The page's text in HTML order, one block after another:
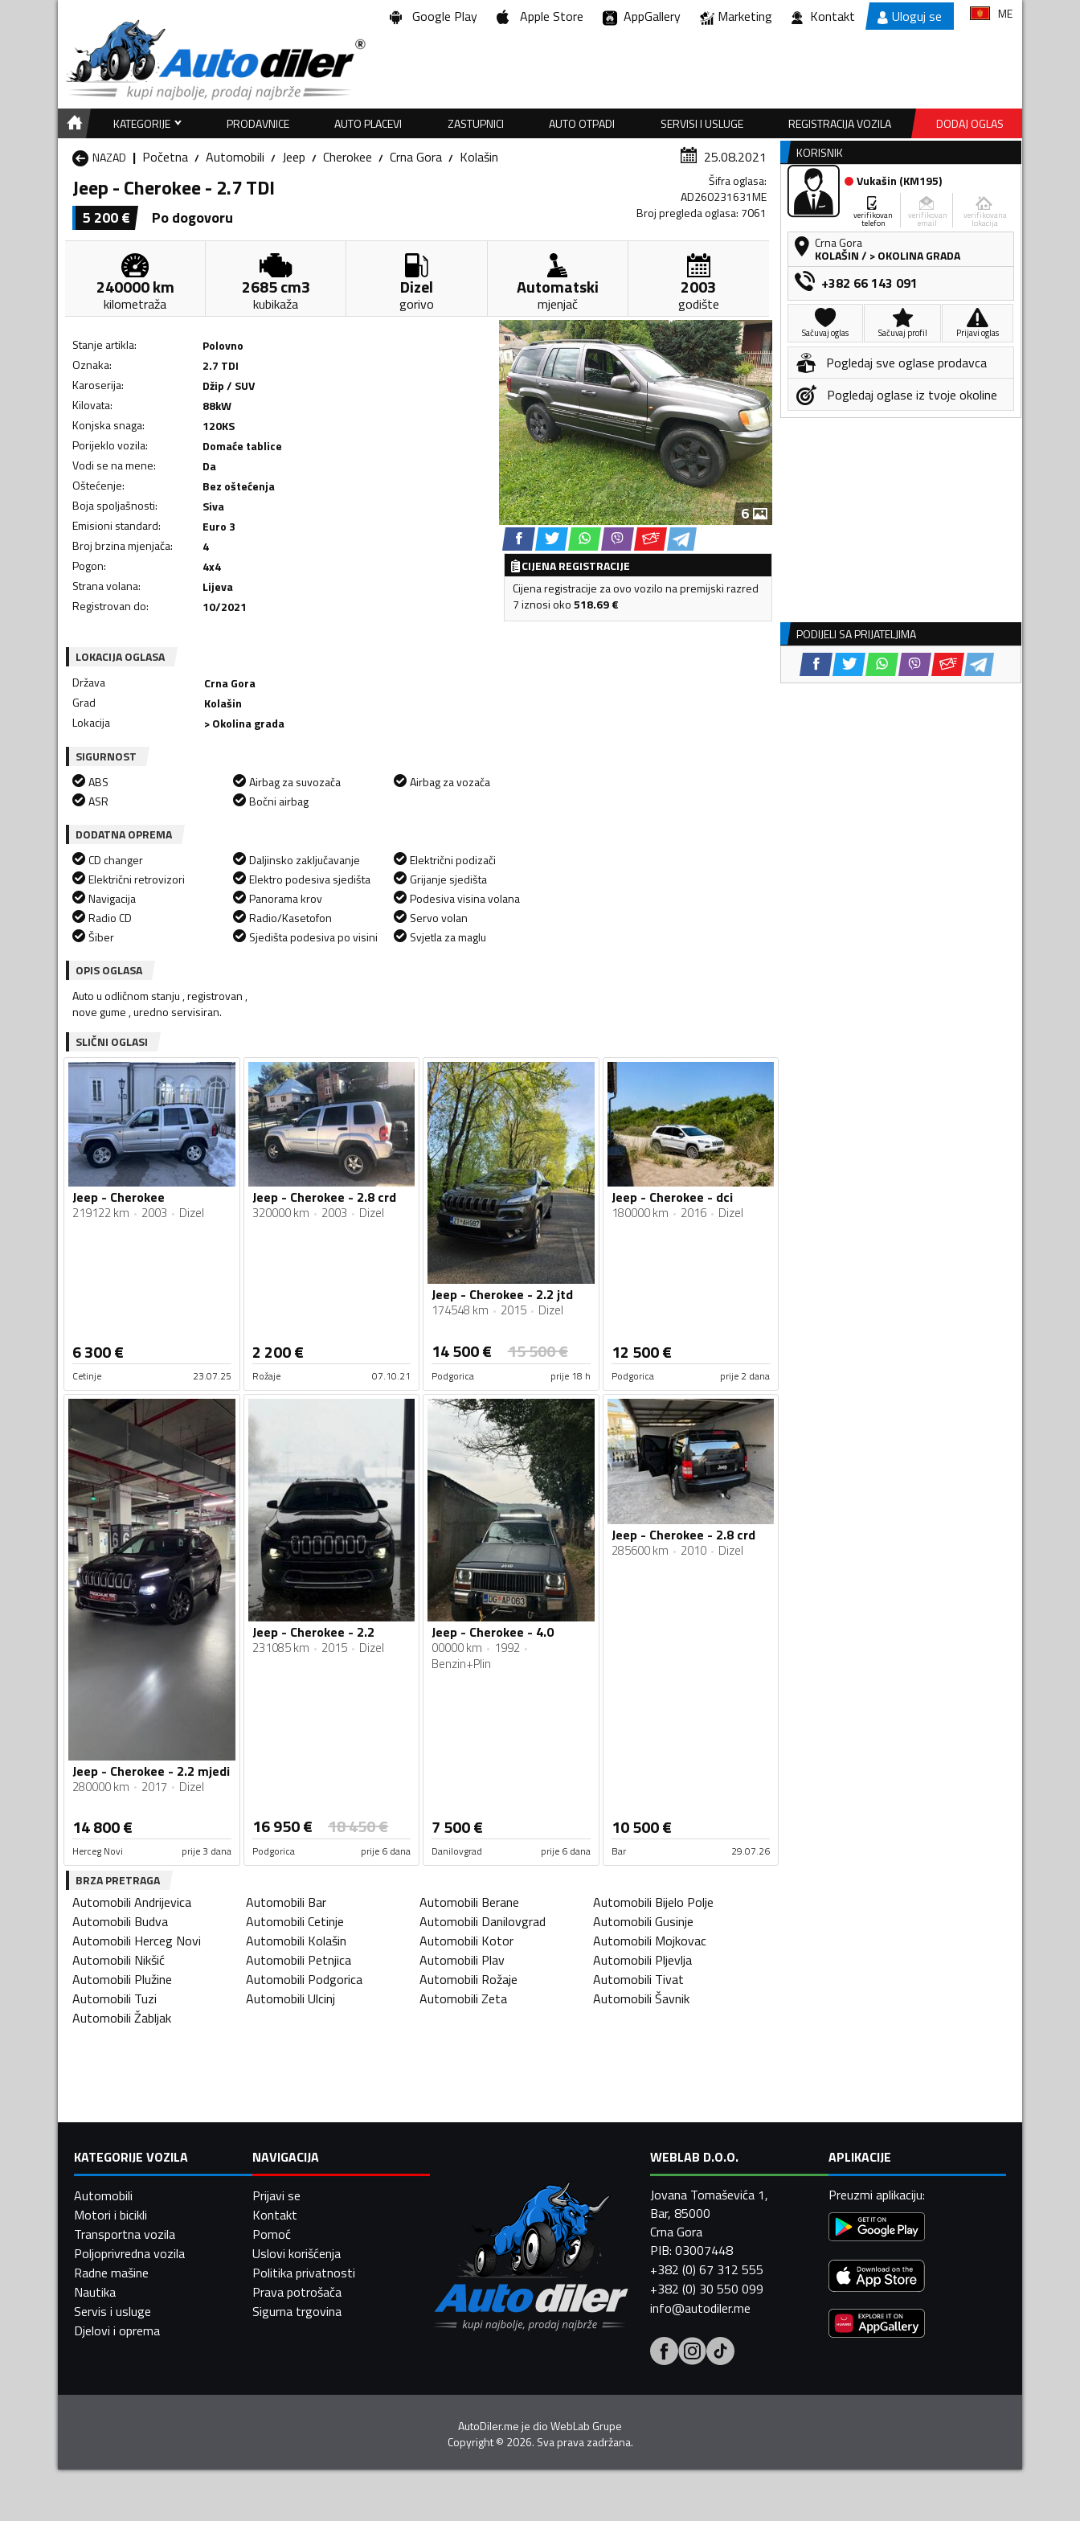
Google Play Apple Store AppGallery Marketing Kontakt Uloguj se ME
KATEGORIJE PRODAVNICE AUTO PLACEVI ZASTUPNICI AUTO OTPADI SERVISI I USLUGE REGISTRACIJA VOZILA
DODAJ OGLAS
NAZAD
Početna Automobili Jeep Cherokee Crna Gora Kolašin 25.08.2021
Jeep - Cherokee - 2.7 TDI
5 200€ Po dogovoru
Šifra oglasa:
AD260231631ME
Broj pregleda oglasa: 7061
240000km
kilometraža
2685cm3
kubikaža
Dizel
gorivo
Automatski
mjenjač
2003
godište
Stanje artikla:
Polovno
Oznaka:
2.7 TDI
Karoserija:
Džip / SUV
Kilovata: 88kW
Konjska snaga: 120KS
Porijeklo vozila:
Domaće tablice
Vodi se na mene:
Da
Oštećenje:
Bez oštećenja
Boja spoljašnosti:
Siva
Emisioni standard:
Euro 3
Broj brzina mjenjača:
4
Pogon:
4x4
Strana volana:
Lijeva
Registrovan do: 10/2021
6
CIJENA REGISTRACIJE
Cijena registracije za ovo vozilo na premijski razred
7 iznosi oko518.69€
LOKACIJA OGLASA
Država
Crna Gora
Grad
Kolašin
Lokacija
> Okolina grada
SIGURNOST
ABS
ASR
Airbag za suvozača
Bočni airbag
Airbag za vozača
DODATNA OPREMA
CD changer
Električni retrovizori
Navigacija
Radio CD
Šiber
Daljinsko zaključavanje
Elektro podesiva sjedišta
Panorama krov
Radio/Kasetofon
Sjedišta podesiva po visini
Električni podizači
Grijanje sjedišta
Podesiva visina volana
Servo volan
Svjetla za maglu
OPIS OGLASA
Auto u odličnom stanju , registrovan ,
nove gume , uredno servisiran.
SLIČNI OGLASI
Jeep - Cherokee
219122 km 2003 Dizel
6 300€
Cetinje 23.07.25
Jeep - Cherokee - 2.8 crd
320000 km 2003 Dizel
2 200€
Rožaje 07.10.21
Jeep - Cherokee - 2.2 jtd
174548 km 2015 Dizel
14 500€ 15 500€
Podgorica prije 18 h
Jeep - Cherokee - dci
180000 km 2016 Dizel
12 500€
Podgorica prije 2 dana
Jeep - Cherokee - 2.2 mjedi
280000 km 2017 Dizel
14 800€
Herceg Novi prije 3 dana
Jeep - Cherokee - 2.2
231085 km 2015 Dizel
16 950€ 18 450€
Podgorica prije 6 dana
Jeep - Cherokee - 4.0
00000 km
1992
Benzin+Plin
7 500€
Danilovgrad prije 6 dana
Jeep - Cherokee - 2.8 crd
285600 km 2010 Dizel
10 500€
Bar 29.07.26
BRZA PRETRAGA
Automobili Andrijevica Automobili Bar Automobili Berane Automobili Bijelo Polje
Automobili Budva Automobili Cetinje Automobili Danilovgrad Automobili Gusinje
Automobili Herceg Novi Automobili Kolašin Automobili Kotor Automobili Mojkovac
Automobili Nikšić Automobili Petnjica Automobili Plav Automobili Pljevlja
Automobili Plužine Automobili Podgorica Automobili Rožaje Automobili Tivat
Automobili Tuzi Automobili Ulcinj Automobili Zeta Automobili Šavnik
Automobili Žabljak
KORISNIK
Vukašin (KM195)
verifikovan
telefon
verifikovan
email
verifikovana
lokacija
Crna Gora
KOLAŠIN/ > OKOLINA GRADA
+382 66 143 091
Sačuvaj oglas Sačuvaj profil Prijavi oglas
Pogledaj sve oglase prodavca
Pogledaj oglase iz tvoje okoline
PODIJELI SA PRIJATELJIMA
KATEGORIJE VOZILA
Automobili
Motori i bicikli
Transportna vozila
Poljoprivredna vozila
Radne mašine
Nautika
Servis i usluge
Djelovi i oprema
NAVIGACIJA
Prijavi se
Kontakt
Pomoć
Uslovi korišćenja
Politika privatnosti
Prava potrošača
Sigurna trgovina
WEBLAB D.O.O.
Jovana Tomaševića 1,
Bar, 85000
Crna Gora
PIB: 03007448
+382 (0) 67 312 555
+382 (0) 30 550 099
info@autodiler.me
APLIKACIJE
Preuzmi aplikaciju:
AutoDiler.me je dioWebLab Grupe
Copyright© 2026. Sva prava zadržana.